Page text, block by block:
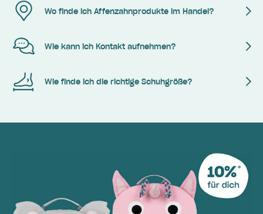
Wo finde ich Affenzahnprodukte im Handel?
Wie kann ich Kontakt aufnehmen?
Wie finde ich die richtige Schuhgröße?